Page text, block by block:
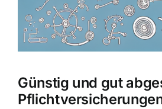
Hausratversicherung
Berufsunfähigkeitsversicherung
Weitere Tarifvergleiche
Günstig und gut